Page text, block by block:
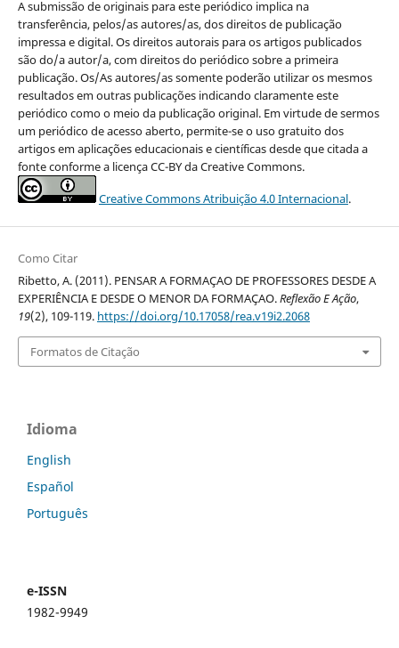
A submissão de originais para este periódico implica na
transferência, pelos/as autores/as, dos direitos de publicação
impressa e digital. Os direitos autorais para os artigos publicados
são do/a autor/a, com direitos do periódico sobre a primeira
publicação. Os/As autores/as somente poderão utilizar os mesmos
resultados em outras publicações indicando claramente este
periódico como o meio da publicação original. Em virtude de sermos
um periódico de acesso aberto, permite-se o uso gratuito dos
artigos em aplicações educacionais e científicas desde que citada a
fonte conforme a licença CC-BY da Creative Commons.
Creative Commons Atribuição 4.0 Internacional.
Como Citar
Ribetto, A. (2011). PENSAR A FORMAÇAO DE PROFESSORES DESDE A
EXPERIÊNCIA E DESDE O MENOR DA FORMAÇAO.Reflexão E Ação,
19(2), 109-119. https://doi.org/10.17058/rea.v19i2.2068
Formatos de Citação
Idioma
English
Español
Português
e-ISSN
1982-9949